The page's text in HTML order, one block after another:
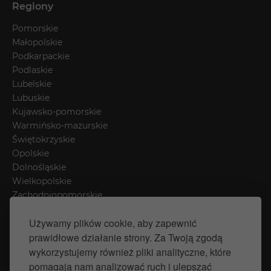
Używamy plików cookie, aby zapewnić
prawidłowe działanie strony. Za Twoją zgodą
wykorzystujemy również pliki analityczne, które
pomagają nam analizować ruch i ulepszać
Regiony
Pomorskie
Małopolskie
Podkarpackie
Podlaskie
Lubelskie
Lubuskie
Kujawsko-pomorskie
Warmińsko-mazurskie
Świętokrzyskie
Opolskie
Dolnośląskie
Wielkopolskie
Zachodniopomorskie
Mazowieckie
Śląskie